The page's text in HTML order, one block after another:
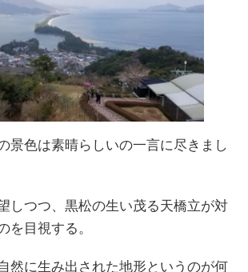
景色は素晴らしいの一言に尽きまし
しつつ、黒松の生い茂る天橋立が対
を目視する。
然に生み出された地形というのが何